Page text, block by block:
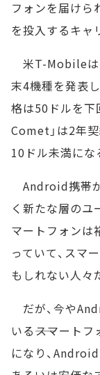
フォンを届けら
を投入するキャ
米T-Mobileは
末4機種を発表
格は50ドルを下
Comet」は2年
10ドル未満にな
Android携帯
く新たな層のユ
マートフォンは
っていて、スマ
もしれない人々
だが、今や
いる――スマート
になり、